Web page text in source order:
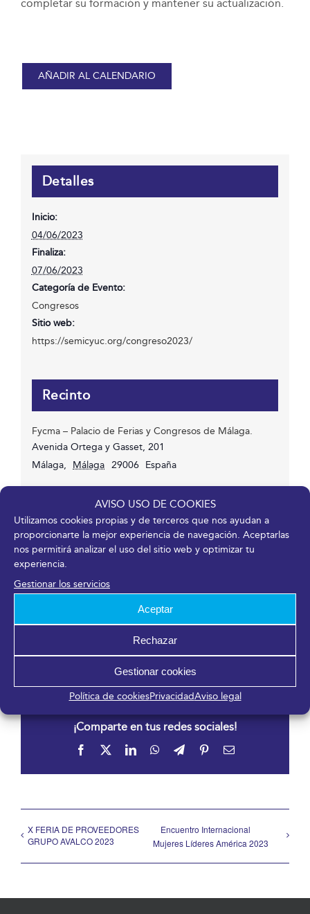
AVISO USO DE COOKIES
Utilizamos cookies propias y de terceros que nos ayudan a
proporcionarte la mejor experiencia de navegación. Aceptarlas
nos permitirá analizar el uso del sitio web y optimizar tu
experiencia.
Gestionar los servicios
Aceptar
Rechazar
Gestionar cookies
Política de cookiesPrivacidadAviso legal
completar su formación y mantener su actualización.
AÑADIR AL CALENDARIO
Detalles
Inicio:
04/06/2023
Finaliza:
07/06/2023
Categoría de Evento:
Congresos
Sitio web:
https://semicyuc.org/congreso2023/
Recinto
Fycma – Palacio de Ferias y Congresos de Málaga.
Avenida Ortega y Gasset, 201
Málaga, Málaga 29006 España
Organizador
SEMICYUC
915 021 213
secretaria@semicyuc.org
Ver el sitio web del Organizador
¡Comparte en tus redes sociales!
Facebook LinkedInWhatsApp
TelegramPinterestCorreo
X FERIA DE PROVEEDORES
GRUPO AVALCO 2023
Encuentro Internacional
Mujeres Líderes América 2023